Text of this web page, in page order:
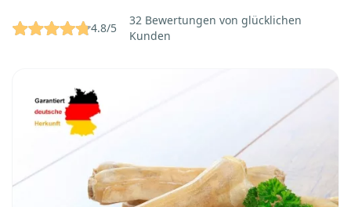
Reviews 4.8/5
32 Bewertungen von glücklichen
Kunden